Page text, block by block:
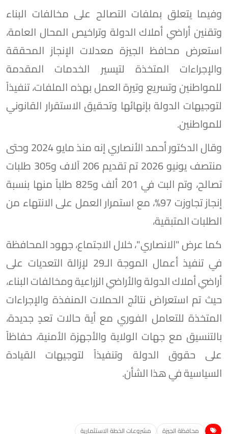
وفيما يتعلق بملفات التصالح على مخالفات البناء
وتقنين أراضي أملاك الدولة وتراخيص المحال العامة،
استعرض محافظ الجيزة معدلات الإنجاز المحققة
والإجراءات المتخذة لتيسير الخدمات المقدمة
للمواطنين وتسريع وتيرة العمل بهذه الملفات، تنفيذاً
لتوجيهات الدولة بإنهائها وتحقيق الاستقرار القانوني
للمواطنين.
وقال الدكتور أحمد الأنصاري إنه منذ مايو 2024 وحتى
منتصف يونيو 2026 تم تقديم 206 آلاف و305 طلبات
تصالح، وتم البت في 201 ألف و825 طلباً منها بنسبة
إنجاز تجاوزت 97%، مع استمرار العمل على الانتهاء من
الطلبات المتبقية،
كما عرض "الانصاري"، خلال الاجتماع، جهود المحافظة
في تنفيذ أعمال الموجة الـ29 لإزالة التعديات على
أراضي أملاك الدولة والأراضي الزراعية ومخالفات البناء،
حيث تم استعراض نتائج الحملات المنفذة والإجراءات
المتخذة للتعامل الفوري مع أية حالات تعدٍ جديدة،
بالتنسيق مع جهات الولاية والأجهزة الأمنية، حفاظاً
على حقوق الدولة وتنفيذاً لتوجيهات القيادة
السياسية في هذا الشأن.
محافظة الجيزة
مشروعات الخطة الاستثمارية